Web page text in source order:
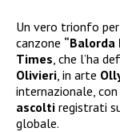
Un vero trionfo
canzone “Balorda
Times , che l’ha
Olivieri , in arte
internazionale,
ascolti registrati
globale.